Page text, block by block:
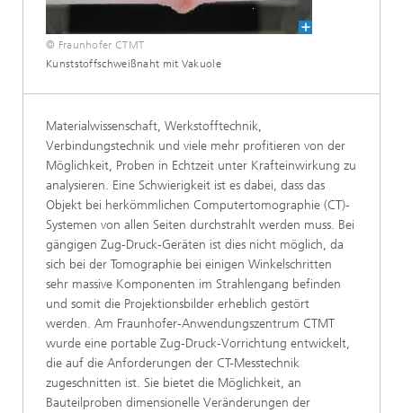
© Fraunhofer CTMT
Kunststoffschweißnaht mit Vakuole
Materialwissenschaft, Werkstofftechnik,
Verbindungstechnik und viele mehr profitieren von der
Möglichkeit, Proben in Echtzeit unter Krafteinwirkung zu
analysieren. Eine Schwierigkeit ist es dabei, dass das
Objekt bei herkömmlichen Computertomographie (CT)-
Systemen von allen Seiten durchstrahlt werden muss. Bei
gängigen Zug-Druck-Geräten ist dies nicht möglich, da
sich bei der Tomographie bei einigen Winkelschritten
sehr massive Komponenten im Strahlengang befinden
und somit die Projektionsbilder erheblich gestört
werden. Am Fraunhofer-Anwendungszentrum CTMT
wurde eine portable Zug-Druck-Vorrichtung entwickelt,
die auf die Anforderungen der CT-Messtechnik
zugeschnitten ist. Sie bietet die Möglichkeit, an
Bauteilproben dimensionelle Veränderungen der